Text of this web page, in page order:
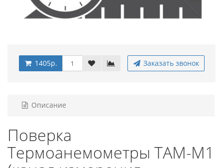
1405р. Заказать звонок
Описание
Поверка
Термоанемометры ТАМ-М1